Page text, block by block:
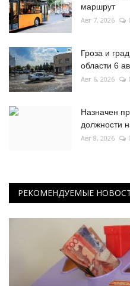
маршрут
Авг 7, 2026
Гроза и
области 6
Авг 6, 2026
Назначен
должности
Авг 8, 2026
РЕКОМЕНДУЕМЫЕ